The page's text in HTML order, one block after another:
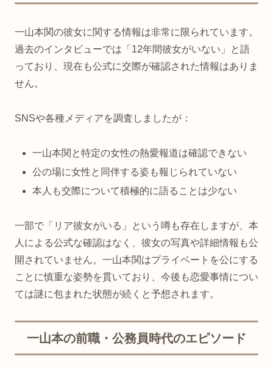
一山本関の彼女に関する情報は非常に限られています。
過去のインタビューでは「12年間彼女がいない」と語
っており、現在も公式に交際が確認された情報はありま
せん。
SNSや各種メディアを調査しましたが：
一山本関と特定の女性の熱愛報道は確認できない
公の場に女性と同伴する姿も報じられていない
本人も交際について積極的に語ることは少ない
一部で「リア彼女がいる」という噂も存在しますが、本
人による公式な確認はなく、彼女の写真や詳細情報も公
開されていません。一山本関はプライベートを公にする
ことに慎重な姿勢を貫いており、今後も恋愛事情につい
ては謎に包まれた状態が続くと予想されます。
一山本の前職・公務員時代のエピソード